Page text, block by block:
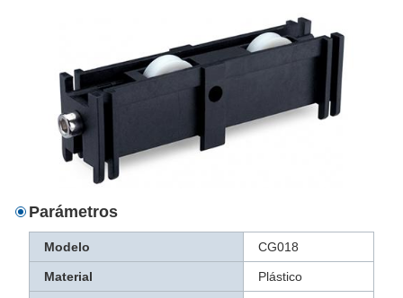
Parámetros
Modelo CG018
Material Plástico